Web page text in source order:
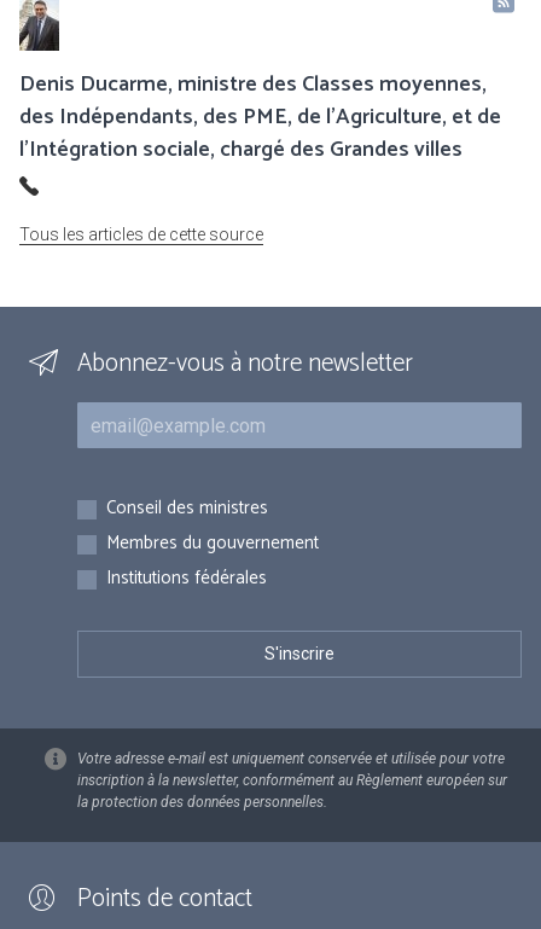
Denis Ducarme, ministre des Classes moyennes,
des Indépendants, des PME, de l'Agriculture, et de
l'Intégration sociale, chargé des Grandes villes
Tous les articles de cette source
Abonnez-vous à notre newsletter
Courriel
Inscriptions
Conseil des ministres
Membres du gouvernement
Institutions fédérales
Votre adresse e-mail est uniquement conservée et utilisée pour votre
inscription à la newsletter, conformément au Règlement européen sur
la protection des données personnelles.
Points de contact